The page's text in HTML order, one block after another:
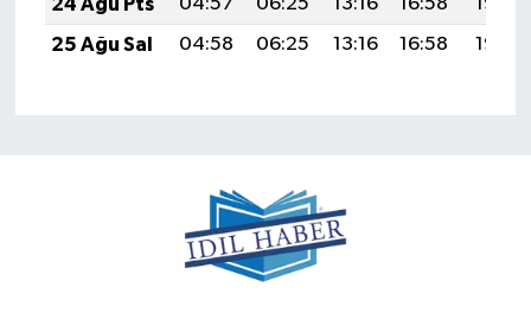
24 Ağu Pts
04:57 06:25 13:16 16:58
19:58
25 Ağu Sal
04:58 06:25 13:16 16:58 19:56